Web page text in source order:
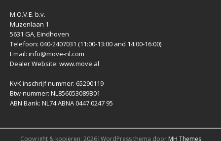
M.O.V.E. b.v.
Muzenlaan 1
5631 GA, Eindhoven
Telefoon: 040-2407031 (11:00-13:00 and 14:00-16:00)
Email: info@move-nl.com
Dealer Website: www.move.al
KvK inschrijf nummer: 65290119
Btw-nummer: NL856053089B01
ABN Bank: NL74 ABNA 0447 0247 95
Copyright & kopiëren; 2026|WordPress thema door MH Themes